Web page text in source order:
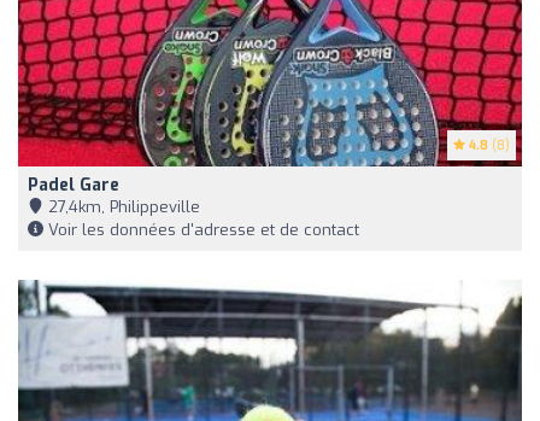
4.8 (8)
Padel Gare
27,4km, Philippeville
Voir les données d'adresse et de contact